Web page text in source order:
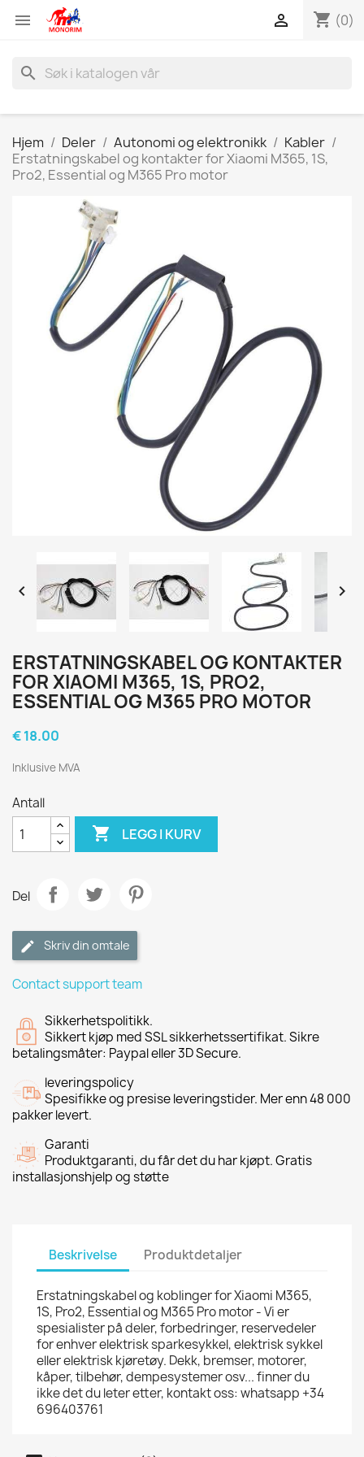
 shopping_cart (0)

search
Hjem Deler Autonomi og elektronikk
Kabler
Erstatningskabel og kontakter for Xiaomi M365, 1S,
Pro2, Essential og M365 Pro motor
 
ERSTATNINGSKABEL OG KONTAKTER
FOR XIAOMI M365, 1S, PRO2,
ESSENTIAL OG M365 PRO MOTOR
€ 18.00
Inklusive MVA
Antall
 LEGG I KURV
Del
Skriv din omtale
Contact support team
Sikkerhetspolitikk.
Sikkert kjøp med SSL sikkerhetssertifikat. Sikre
betalingsmåter: Paypal eller 3D Secure.
leveringspolicy
Spesifikke og presise leveringstider. Mer enn 48 000
pakker levert.
Garanti
Produktgaranti, du får det du har kjøpt. Gratis
installasjonshjelp og støtte
Beskrivelse Produktdetaljer
Erstatningskabel og koblinger for Xiaomi M365,
1S, Pro2, Essential og M365 Pro motor - Vi er
spesialister på deler, forbedringer, reservedeler
for enhver elektrisk sparkesykkel, elektrisk sykkel
eller elektrisk kjøretøy. Dekk, bremser, motorer,
kåper, tilbehør, dempesystemer osv... finner du
ikke det du leter etter, kontakt oss: whatsapp +34
696403761